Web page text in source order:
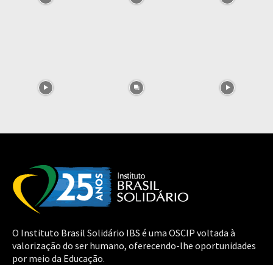
O Instituto Brasil Solidário IBS é uma OSCIP voltada à
valorização do ser humano, oferecendo-lhe oportunidades
por meio da Educação.